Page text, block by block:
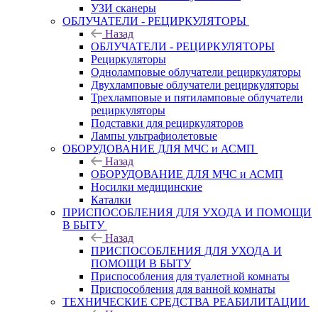
УЗИ сканеры
ОБЛУЧАТЕЛИ - РЕЦИРКУЛЯТОРЫ
Назад
ОБЛУЧАТЕЛИ - РЕЦИРКУЛЯТОРЫ
Рециркуляторы
Одноламповые облучатели рециркуляторы
Двухламповые облучатели рециркуляторы
Трехламповые и пятиламповые облучатели
рециркуляторы
Подставки для рециркуляторов
Лампы ультрафиолетовые
ОБОРУДОВАНИЕ ДЛЯ МЧС и АСМП
Назад
ОБОРУДОВАНИЕ ДЛЯ МЧС и АСМП
Носилки медицинские
Каталки
ПРИСПОСОБЛЕНИЯ ДЛЯ УХОДА И ПОМОЩИ
В БЫТУ
Назад
ПРИСПОСОБЛЕНИЯ ДЛЯ УХОДА И
ПОМОЩИ В БЫТУ
Приспособления для туалетной комнаты
Приспособления для ванной комнаты
ТЕХНИЧЕСКИЕ СРЕДСТВА РЕАБИЛИТАЦИИ